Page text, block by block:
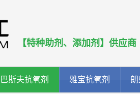
【特种助剂、添加剂】供应商
巴斯夫抗氧剂 雅宝抗氧剂